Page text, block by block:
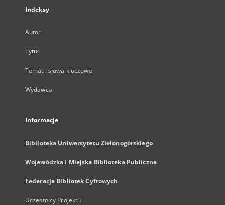
Indeksy
Autor
Tytuł
Temat i słowa kluczowe
Wydawca
Informacje
Biblioteka Uniwersytetu Zielonogórskiego
Wojewódzka i Miejska Biblioteka Publiczna
Federacja Bibliotek Cyfrowych
Uczestnicy Projektu